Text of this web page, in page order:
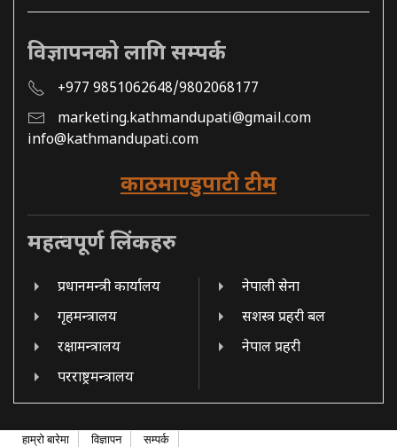
विज्ञापनको लागि सम्पर्क
+977 9851062648/9802068177
marketing.kathmandupati@gmail.com
info@kathmandupati.com
काठमाण्डुपाटी टीम
महत्वपूर्ण लिंकहरु
प्रधानमन्त्री कार्यालय
गृहमन्त्रालय
रक्षामन्त्रालय
परराष्ट्रमन्त्रालय
नेपाली सेना
सशस्त्र प्रहरी बल
नेपाल प्रहरी
हाम्रो बारेमा विज्ञापन सम्पर्क